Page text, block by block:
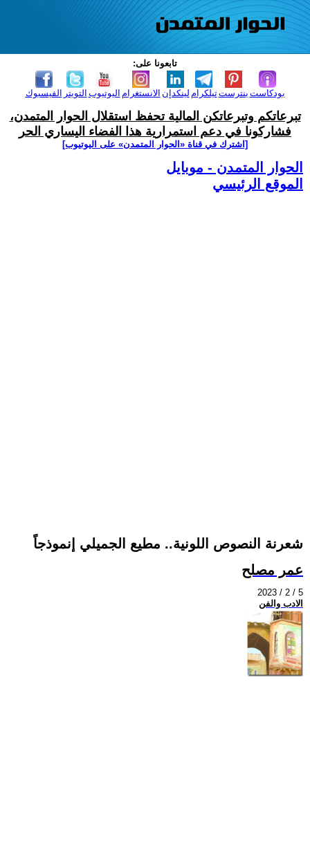
تابعونا على:
الفيسبوك التويتر اليوتيوب الانستغرام لينكدإن تيلكرامبنترست بودكاست
تبرعاتكم وتبرعاتكن المالية تحفظ استقلال الحوار المتمدن،
فشاركونا في دعم استمرارية هذا الفضاء اليساري الحر
[اشترك في قناة ‫«الحوار المتمدن» على اليوتيوب]
الحوار المتمدن - موبايل
الموقع الرئيسي
شعرنة النصوص اللونية.. مطيع الجميلي إنموذجاً
عمر مصلح
2023 / 2 / 5
الادب والفن